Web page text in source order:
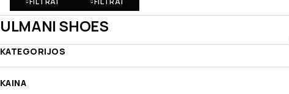
ULMANI SHOES
KATEGORIJOS
KAINA